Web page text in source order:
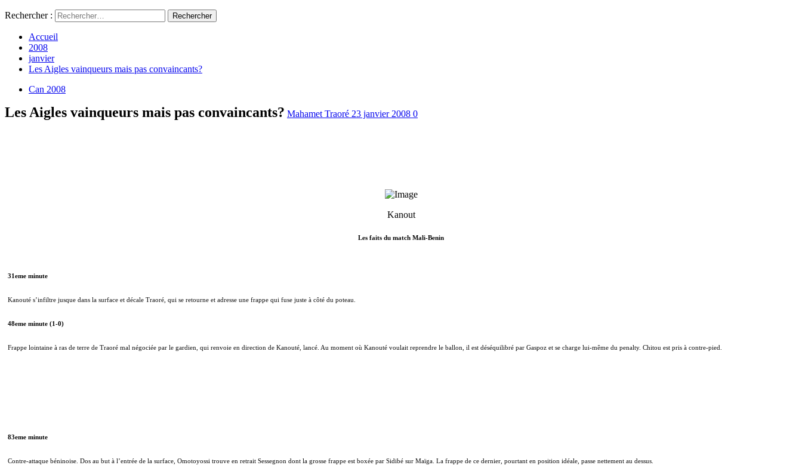
Rechercher :
Accueil
2008
janvier
Les Aigles vainqueurs mais pas convaincants?
Can 2008
Les Aigles vainqueurs mais pas convaincants? Mahamet Traoré 23 janvier 2008 0
Kanout
Les faits du match Mali-Benin
31eme minute
Kanouté s’infiltre jusque dans la surface et décale Traoré, qui se retourne et adresse une frappe qui fuse juste à côté du poteau.
48eme minute (1-0)
Frappe lointaine à ras de terre de Traoré mal négociée par le gardien, qui renvoie en direction de Kanouté, lancé. Au moment où Kanouté voulait reprendre le ballon, il est déséquilibré par Gaspoz et se charge lui-même du penalty. Chitou est pris à contre-pied.
83eme minute
Contre-attaque béninoise. Dos au but à l’entrée de la surface, Omotoyossi trouve en retrait Sessegnon dont la grosse frappe est boxée par Sidibé sur Maïga. La frappe de ce dernier, pourtant en position idéale, passe nettement au dessus.